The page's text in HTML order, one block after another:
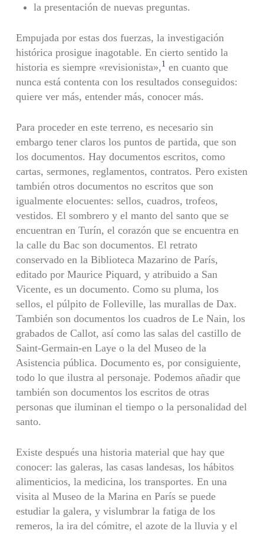
la presentación de nuevas preguntas.
Empujada por estas dos fuerzas, la investigación
histórica prosi­gue inagotable. En cierto sentido la
historia es siempre «revisionis­ta»,1 en cuanto que
nunca está contenta con los resultados consegui­dos:
quiere ver más, entender más, conocer más.
Para proceder en este terreno, es necesario sin
embargo tener cla­ros los puntos de partida, que son
los documentos. Hay documentos escritos, como
cartas, sermones, reglamentos, contratos. Pero existen
también otros documentos no escritos que son
igualmente elocuen­tes: sellos, cuadros, trofeos,
vestidos. El sombrero y el manto del santo que se
encuentran en Turín, el corazón que se encuentra en
la calle du Bac son documentos. El retrato
conservado en la Biblioteca Mazarino de París,
editado por Maurice Piquard, y atribuido a San
Vicente, es un documento. Como su pluma, los
sellos, el púlpito de Folleville, las murallas de Dax.
También son documentos los cuadros de Le Nain, los
grabados de Callot, así como las salas del castillo de
Saint-Germain-en Laye o la del Museo de la
Asistencia pública. Documento es, por consiguiente,
todo lo que ilustra al personaje. Podemos añadir que
también son documentos los escritos de otras
personas que iluminan el tiempo o la personalidad del
santo.
Existe después una historia material que hay que
conocer: las gale­ras, las casas landesas, los hábitos
alimenticios, la medicina, los trans­portes. En una
visita al Museo de la Marina en París se puede
estudiar la galera, y vislumbrar la fatiga de los
remeros, la ira del cómitre, el azote de la lluvia y el